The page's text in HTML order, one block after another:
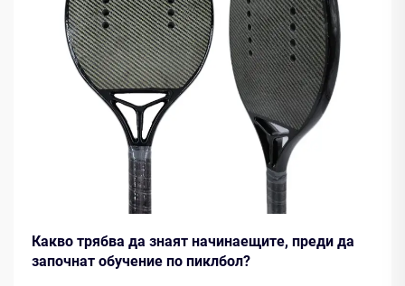
Какво трябва да знаят начинаещите, преди да
започнат обучение по пиклбол?